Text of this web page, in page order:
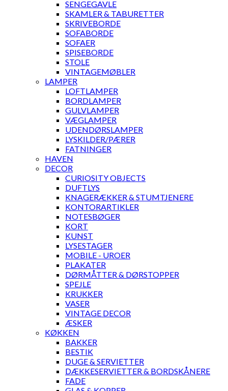
SENGEGAVLE
SKAMLER & TABURETTER
SKRIVEBORDE
SOFABORDE
SOFAER
SPISEBORDE
STOLE
VINTAGEMØBLER
LAMPER
LOFTLAMPER
BORDLAMPER
GULVLAMPER
VÆGLAMPER
UDENDØRSLAMPER
LYSKILDER/PÆRER
FATNINGER
HAVEN
DECOR
CURIOSITY OBJECTS
DUFTLYS
KNAGERÆKKER & STUMTJENERE
KONTORARTIKLER
NOTESBØGER
KORT
KUNST
LYSESTAGER
MOBILE - UROER
PLAKATER
DØRMÅTTER & DØRSTOPPER
SPEJLE
KRUKKER
VASER
VINTAGE DECOR
ÆSKER
KØKKEN
BAKKER
BESTIK
DUGE & SERVIETTER
DÆKKESERVIETTER & BORDSKÅNERE
FADE